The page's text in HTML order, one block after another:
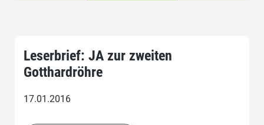
Leserbrief: JA zur zweiten
Gotthardröhre
17.01.2016